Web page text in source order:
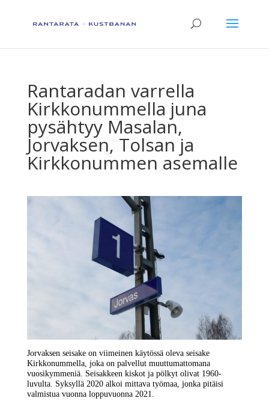
Rantaradan varrella
Kirkkonummella juna
pysähtyy Masalan,
Jorvaksen, Tolsan ja
Kirkkonummen asemalle
Jorvaksen seisake on viimeinen käytössä oleva seisake
Kirkkonummella, joka on palvellut muuttumattomana
vuosikymmeniä. Seisakkeen kiskot ja pölkyt olivat 1960-
luvulta. Syksyllä 2020 alkoi mittava työmaa, jonka pitäisi
valmistua vuonna loppuvuonna 2021.